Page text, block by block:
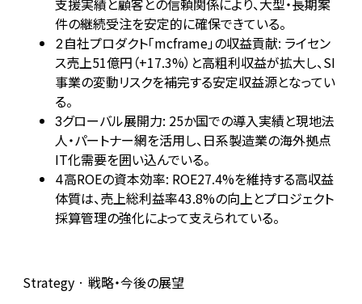
支援実績と顧客との信頼関係により、大型・長期案
件の継続受注を安定的に確保できている。
2自社プロダクト「mcframe」の収益貢献: ライセン
ス売上51億円（+17.3%）と高粗利収益が拡大し、SI
事業の変動リスクを補完する安定収益源となってい
る。
3グローバル展開力: 25か国での導入実績と現地法
人・パートナー網を活用し、日系製造業の海外拠点
IT化需要を囲い込んでいる。
4高ROEの資本効率: ROE27.4%を維持する高収益
体質は、売上総利益率43.8%の向上とプロジェクト
採算管理の強化によって支えられている。
Strategy · 戦略・今後の展望